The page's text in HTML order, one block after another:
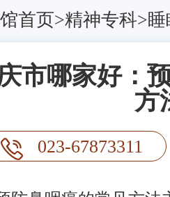
首页>精神专科>睡
市哪家好：
方
023-67873311